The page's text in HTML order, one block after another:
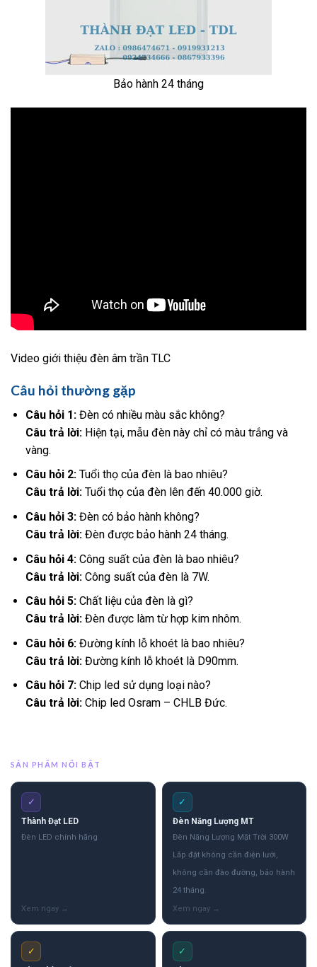
Bảo hành 24 tháng
Video giới thiệu đèn âm trần TLC
Câu hỏi thường gặp
Câu hỏi 1:Đèn có nhiều màu sắc không?
Câu trả lời:Hiện tại, mẫu đèn này chỉ có màu trắng và
vàng.
Câu hỏi 2:Tuổi thọ của đèn là bao nhiêu?
Câu trả lời:Tuổi thọ của đèn lên đến 40.000 giờ.
Câu hỏi 3:Đèn có bảo hành không?
Câu trả lời:Đèn được bảo hành 24 tháng.
Câu hỏi 4:Công suất của đèn là bao nhiêu?
Câu trả lời:Công suất của đèn là 7W.
Câu hỏi 5:Chất liệu của đèn là gì?
Câu trả lời:Đèn được làm từ hợp kim nhôm.
Câu hỏi 6:Đường kính lỗ khoét là bao nhiêu?
Câu trả lời:Đường kính lỗ khoét là D90mm.
Câu hỏi 7:Chip led sử dụng loại nào?
Câu trả lời:Chip led Osram – CHLB Đức.
SẢN PHẨM NỔI BẬT
✓
Thành Đạt LED
Đèn LED chính hãng
✓
Đèn Năng Lượng MT
Đèn Năng Lượng Mặt Trời 300W
Lắp đặt không cần điện lưới,
không cần đào đường, bảo hành
24 tháng.
✓ ✓